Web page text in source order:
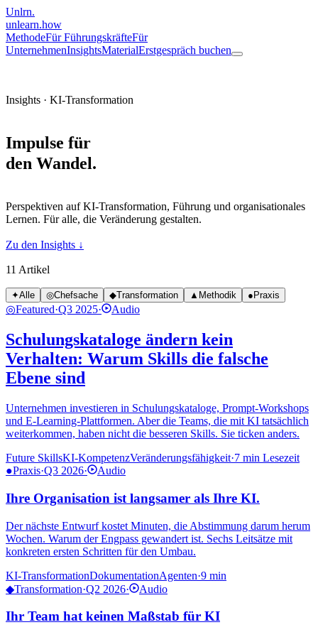
Unlrn.
unlearn.how
MethodeFür FührungskräfteFür
UnternehmenInsightsMaterialErstgespräch buchen
Insights · KI-Transformation
Impulse für
den Wandel.
Perspektiven auf KI-Transformation, Führung und organisationales
Lernen. Für alle, die Veränderung gestalten.
Zu den Insights ↓
11 Artikel
✦Alle ◎Chefsache ◆Transformation ▲ Methodik ● Praxis
◎Featured·Q3 2025· Audio
Schulungskataloge ändern kein
Verhalten: Warum Skills die falsche
Ebene sind
Unternehmen investieren in Schulungskataloge, Prompt-Workshops
und E-Learning-Plattformen. Aber die Teams, die mit KI tatsächlich
weiterkommen, haben nicht die besseren Skills. Sie ticken anders.
Future SkillsKI-KompetenzVeränderungsfähigkeit·7 min Lesezeit
●Praxis·Q3 2026· Audio
Ihre Organisation ist langsamer als Ihre KI.
Der nächste Entwurf kostet Minuten, die Abstimmung darum herum
Wochen. Warum der Engpass gewandert ist. Sechs Leitsätze mit
konkreten ersten Schritten für den Umbau.
KI-TransformationDokumentationAgenten·9 min
◆Transformation·Q2 2026· Audio
Ihr Team hat keinen Maßstab für KI